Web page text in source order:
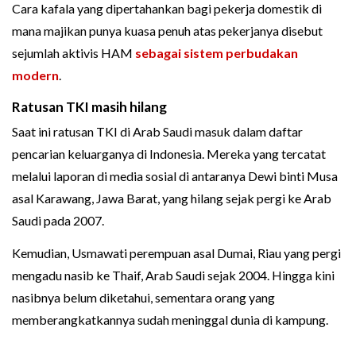
Cara kafala yang dipertahankan bagi pekerja domestik di
mana majikan punya kuasa penuh atas pekerjanya disebut
sejumlah aktivis HAM sebagai sistem perbudakan
modern.
Ratusan TKI masih hilang
Saat ini ratusan TKI di Arab Saudi masuk dalam daftar
pencarian keluarganya di Indonesia. Mereka yang tercatat
melalui laporan di media sosial di antaranya Dewi binti Musa
asal Karawang, Jawa Barat, yang hilang sejak pergi ke Arab
Saudi pada 2007.
Kemudian, Usmawati perempuan asal Dumai, Riau yang pergi
mengadu nasib ke Thaif, Arab Saudi sejak 2004. Hingga kini
nasibnya belum diketahui, sementara orang yang
memberangkatkannya sudah meninggal dunia di kampung.